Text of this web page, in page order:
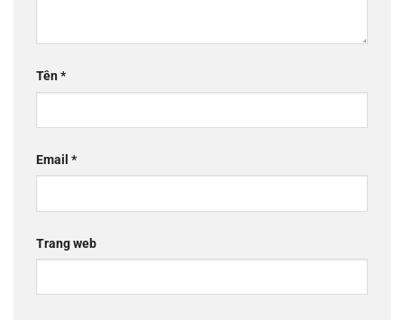
Tên*
Email *
Trang web